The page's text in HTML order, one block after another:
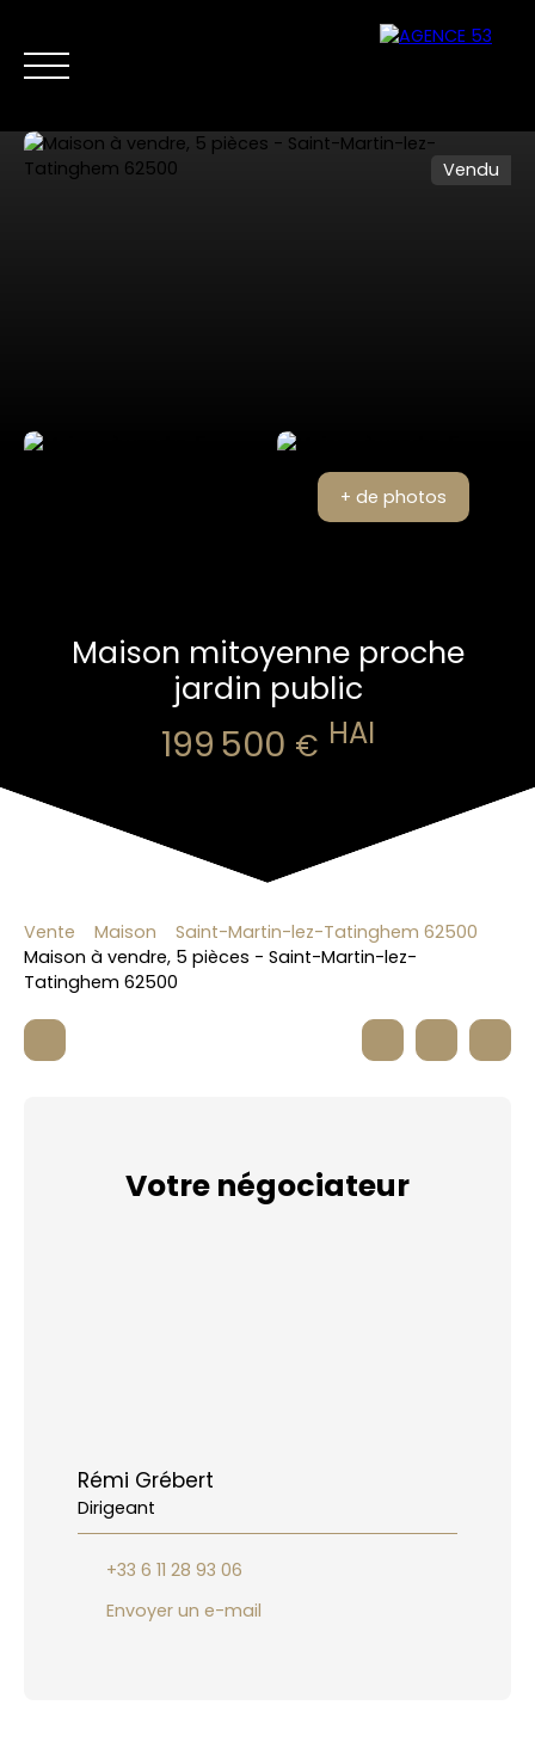
Vendu
+ de photos
Maison mitoyenne proche
jardin public
199 500 € HAI
Vente Maison
Saint-Martin-lez-Tatinghem 62500
Maison à vendre, 5 pièces - Saint-Martin-lez-
Tatinghem 62500
Votre négociateur
Rémi Grébert
Dirigeant
+33 6 11 28 93 06
Envoyer un e-mail